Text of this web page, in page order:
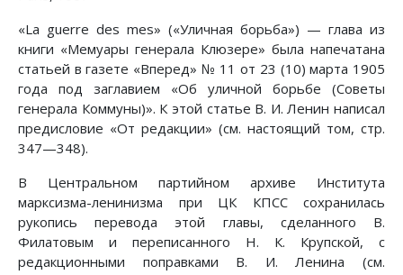
«La guerre des mes» («Уличная борьба») — глава из
книги «Мемуары генерала Клюзере» была напечатана
статьей в газете «Вперед» № 11 от 23 (10) марта 1905
года под заглавием «Об уличной борьбе (Советы
генерала Коммуны)». К этой статье В. И. Ленин написал
предисловие «От редакции» (см. настоящий том, стр.
347—348).
В Центральном партийном архиве Института
марксизма-ленинизма при ЦК КПСС сохранилась
рукопись перевода этой главы, сделанного В.
Филатовым и переписанного Н. К. Крупской, с
редакционными поправками В. И. Ленина (см.